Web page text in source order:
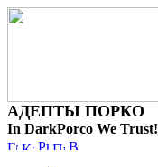
АДЕПТЫ ПОРКО
In DarkPorco We Trust!